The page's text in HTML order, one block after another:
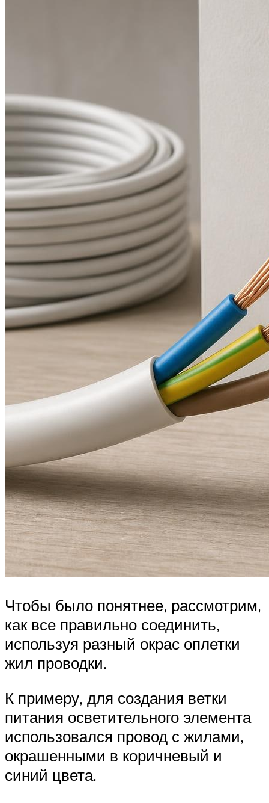
Чтобы было понятнее, рассмотрим,
как все правильно соединить,
используя разный окрас оплетки
жил проводки.
К примеру, для создания ветки
питания осветительного элемента
использовался провод с жилами,
окрашенными в коричневый и
синий цвета.